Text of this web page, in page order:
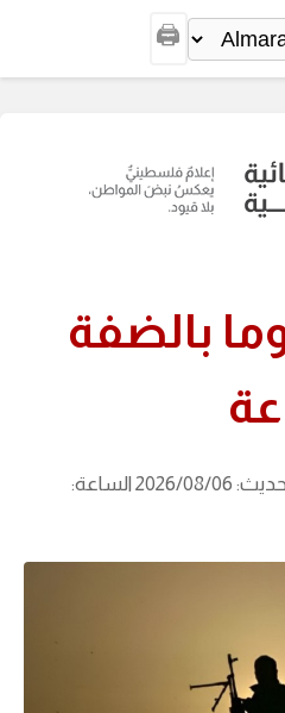
🖨️
بالضفة
نشر بتاريخ: 2025/07/11 (آخر تحديث: 2026/08/06 الساعة: